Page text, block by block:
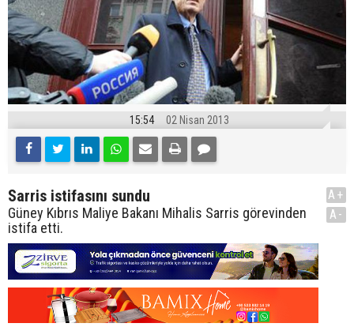
15:54 02 Nisan 2013
Sarris istifasını sundu
Güney Kıbrıs Maliye Bakanı Mihalis Sarris görevinden
istifa etti.
A+
A-